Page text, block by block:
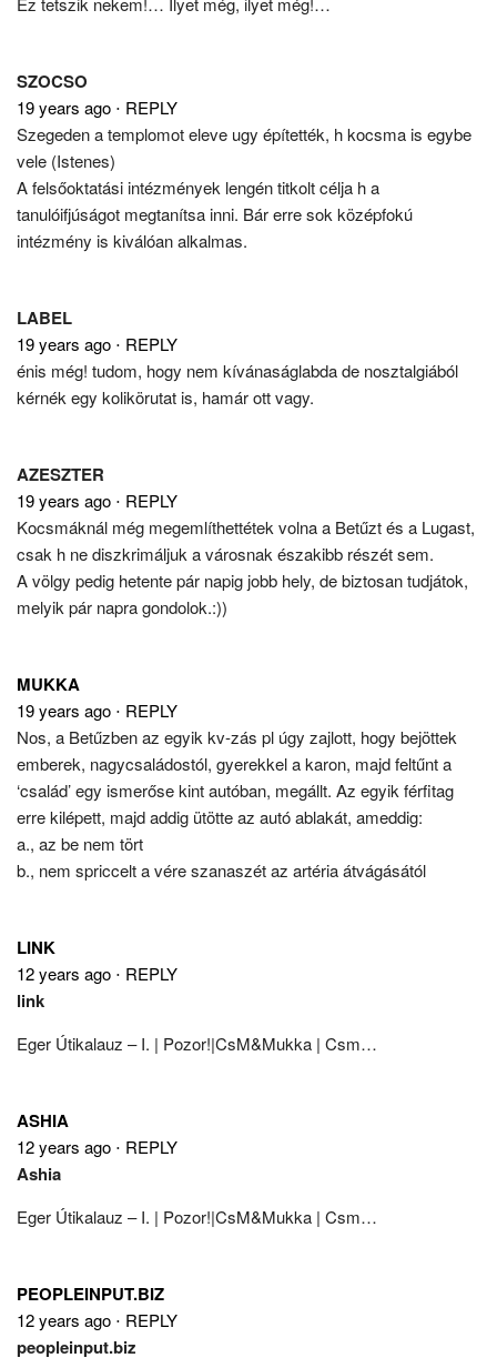
SZOCSO
19 years ago ⋅ REPLY
Szegeden a templomot eleve ugy építették, h kocsma is egybe
vele (Istenes)
A felsőoktatási intézmények lengén titkolt célja h a
tanulóifjúságot megtanítsa inni. Bár erre sok középfokú
intézmény is kiválóan alkalmas.
LABEL
19 years ago ⋅ REPLY
énis még! tudom, hogy nem kívánaságlabda de nosztalgiából
kérnék egy kolikörutat is, hamár ott vagy.
AZESZTER
19 years ago ⋅ REPLY
Kocsmáknál még megemlíthettétek volna a Betűzt és a Lugast,
csak h ne diszkrimáljuk a városnak északibb részét sem.
A völgy pedig hetente pár napig jobb hely, de biztosan tudjátok,
melyik pár napra gondolok.:))
MUKKA
19 years ago ⋅ REPLY
Nos, a Betűzben az egyik kv-zás pl úgy zajlott, hogy bejöttek
emberek, nagycsaládostól, gyerekkel a karon, majd feltűnt a
‘család’ egy ismerőse kint autóban, megállt. Az egyik férfitag
erre kilépett, majd addig ütötte az autó ablakát, ameddig:
a., az be nem tört
b., nem spriccelt a vére szanaszét az artéria átvágásától
LINK
12 years ago ⋅ REPLY
link
Eger Útikalauz – I. | Pozor!|CsM&Mukka | Csm…
ASHIA
12 years ago ⋅ REPLY
Ashia
Eger Útikalauz – I. | Pozor!|CsM&Mukka | Csm…
PEOPLEINPUT.BIZ
12 years ago ⋅ REPLY
peopleinput.biz